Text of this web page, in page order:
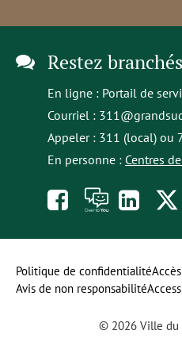
Restez branchés
En ligne : Portail de
Courriel :
Appeler : 311 (local) ou
En personne : Centres
Like
us
on
Facebook
À
toi
la
in
a
© 2026 Ville du
Politique de confidentialité
Avis de non responsabilité